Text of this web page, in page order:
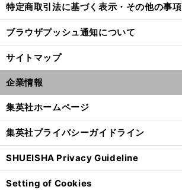
。
５
」
特定商取引法に基づく表示・その他の事項
ブラウザプッシュ通知について
サイトマップ
企業情報
集英社ホームページ
集英社プライバシーガイドライン
SHUEISHA Privacy Guideline
Setting of Cookies